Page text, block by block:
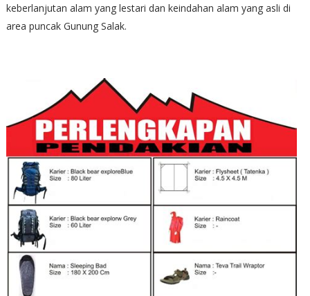
keberlanjutan alam yang lestari dan keindahan alam yang asli di
area puncak Gunung Salak.